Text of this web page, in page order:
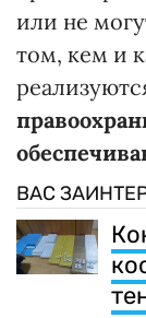
или не
том, кем и
ВАС